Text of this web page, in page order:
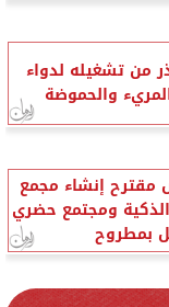
من تشغيله لدواء
والحموضة
إنشاء مجمع
ومجتمع حضري
بمطروح